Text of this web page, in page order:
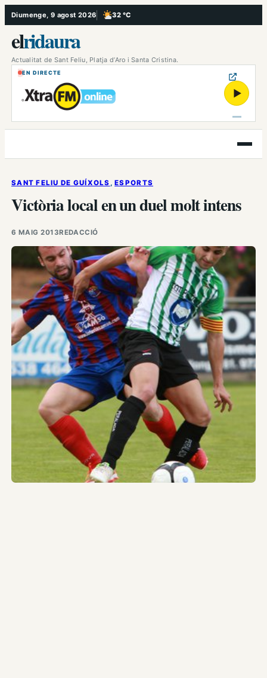
Vés
al
contingut
Diumenge, 9 agost 2026 32 °C
, Poc ennuvolat
elridaura
Actualitat de Sant Feliu, Platja d’Aro i Santa Cristina.
EN DIRECTE
▶
Obre
el
SANT FELIU DE GUÍXOLS , ESPORTS
Victòria local en un duel molt intens
6 MAIG 2013REDACCIÓ